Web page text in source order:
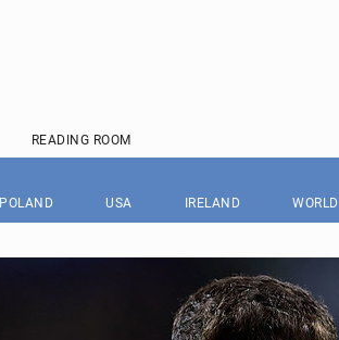
READING ROOM
POLAND USA IRELAND WORLD